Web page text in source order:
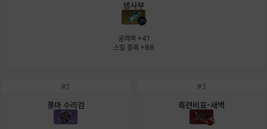
이안 재키
생사부
공격력 +41
스킬 증폭 +88
#2
풍마 수리검
#3
흑련비표-새벽